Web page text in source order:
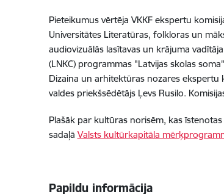
Pieteikumus vērtēja VKKF ekspertu
Universitātes Literatūras, folkloras un
audiovizuālās lasītavas un krājuma
(LNKC) programmas "Latvijas skolas
Dizaina un arhitektūras nozares
valdes priekšsēdētājs Ļevs Rusilo.
Plašāk par kultūras norisēm, kas
sadaļā Valsts kultūrkapitāla
Papildu informācija